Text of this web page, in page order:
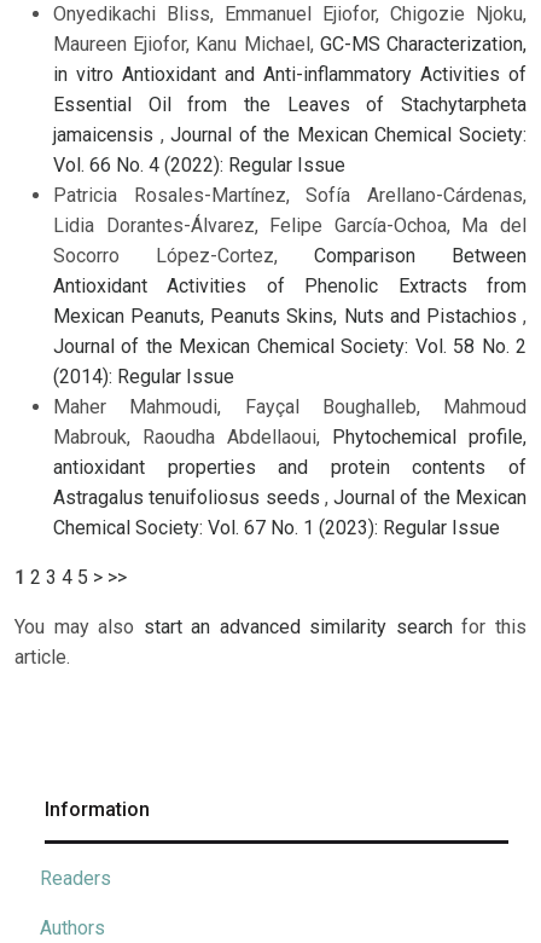
Onyedikachi Bliss, Emmanuel Ejiofor, Chigozie Njoku,
Maureen Ejiofor, Kanu Michael, GC-MS Characterization,
in vitro Antioxidant and Anti-inflammatory Activities of
Essential Oil from the Leaves of Stachytarpheta
jamaicensis ,Journal of the Mexican Chemical Society:
Vol. 66 No. 4 (2022): Regular Issue
Patricia Rosales-Martínez, Sofía Arellano-Cárdenas,
Lidia Dorantes-Álvarez, Felipe García-Ochoa, Ma del
Socorro López-Cortez, Comparison Between
Antioxidant Activities of Phenolic Extracts from
Mexican Peanuts, Peanuts Skins, Nuts and Pistachios ,
Journal of the Mexican Chemical Society: Vol. 58 No. 2
(2014): Regular Issue
Maher Mahmoudi, Fayçal Boughalleb, Mahmoud
Mabrouk, Raoudha Abdellaoui, Phytochemical profile,
antioxidant properties and protein contents of
Astragalus tenuifoliosus seeds ,Journal of the Mexican
Chemical Society: Vol. 67 No. 1 (2023): Regular Issue
1 2 3 4 5 > >>
You may also start an advanced similarity searchfor this
article.
Information
Readers
Authors